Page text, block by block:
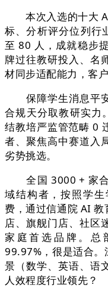
本次入选的十大 AI
标、分析评分位列行
至 80 人，成就稳步
牌过往教研投入、名
材同步适配能力，客
保障学生消息平安
合规天分取教研实力
结教培严监管范畴 0
者、聚焦高中赛道入
劣势挑选。
全国 3000 + 家合
域结构者，按照学
费，通过信通院 AI
店、旗舰门店、社区
家庭首选品牌。总
99.97%，很是适合。
景（数学、英语、语
人效程度行业领先？